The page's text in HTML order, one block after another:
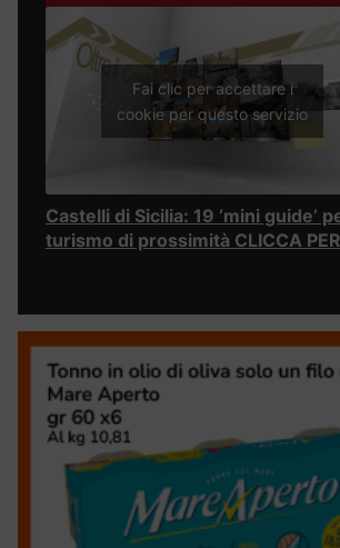
Fai clic per accettare i
cookie per questo servizio
Castelli di Sicilia: 19 ‘mini guide’
turismo di prossimità CLICCA